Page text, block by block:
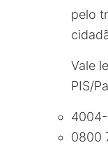
pelo
Vale
PIS/
0800